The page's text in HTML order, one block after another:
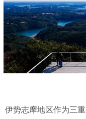
伊势志摩地区作为三